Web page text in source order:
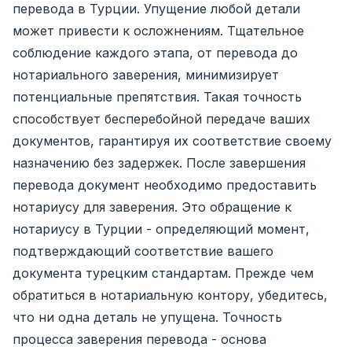
перевода в Турции. Упущение любой детали
может привести к осложнениям. Тщательное
соблюдение каждого этапа, от перевода до
нотариального заверения, минимизирует
потенциальные препятствия. Такая точность
способствует бесперебойной передаче ваших
документов, гарантируя их соответствие своему
назначению без задержек. После завершения
перевода документ необходимо предоставить
нотариусу для заверения. Это обращение к
нотариусу в Турции - определяющий момент,
подтверждающий соответствие вашего
документа турецким стандартам. Прежде чем
обратиться в нотариальную контору, убедитесь,
что ни одна деталь не упущена. Точность
процесса заверения перевода - основа